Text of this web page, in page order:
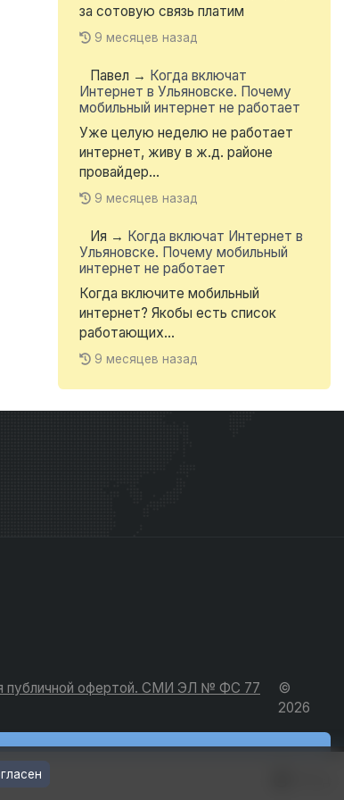
за сотовую связь платим
9 месяцев назад
Павел → Когда включат
Интернет в Ульяновске. Почему
мобильный интернет не работает
Уже целую неделю не работает
интернет, живу в ж.д. районе
провайдер...
9 месяцев назад
Ия → Когда включат Интернет в
Ульяновске. Почему мобильный
интернет не работает
Когда включите мобильный
интернет? Якобы есть список
работающих...
9 месяцев назад
публичной офертой. СМИ ЭЛ № ФС 77
©
2026